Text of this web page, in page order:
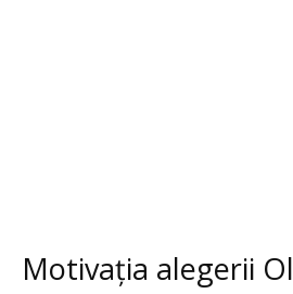
Motivația alegerii